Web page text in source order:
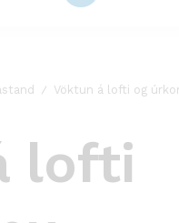
Vöktun á lofti og
lofti